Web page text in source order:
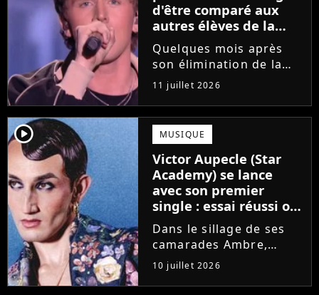
d'être comparé aux
autres élèves de la
Star Academy
Quelques mois après
son élimination de la
Star Academy, Bastiaan
tente de lancer sa
carrière dans la
musique. Et pour ça, le
chanteur a récemment
dévoilé "Château", son
premier single....
11 juillet 2026
player2 MUSIQUE
Victor Aupecle (Star
Academy) se lance
avec son premier
single : essai réussi ou
manqué ? Voici notre
avis !
Dans le sillage de ses
camarades Ambre,
Bastiaan ou Melissa,
Victor Aupecle lance
son projet musical ce
10 juillet 2026